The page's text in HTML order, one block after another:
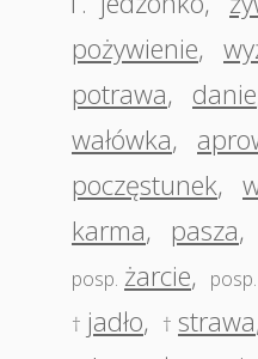
pożywienie,
potrawa, danie
wałówka,
poczęstunek,
karma, pasza,
posp. żarcie, posp.
† jadło, † strawa,